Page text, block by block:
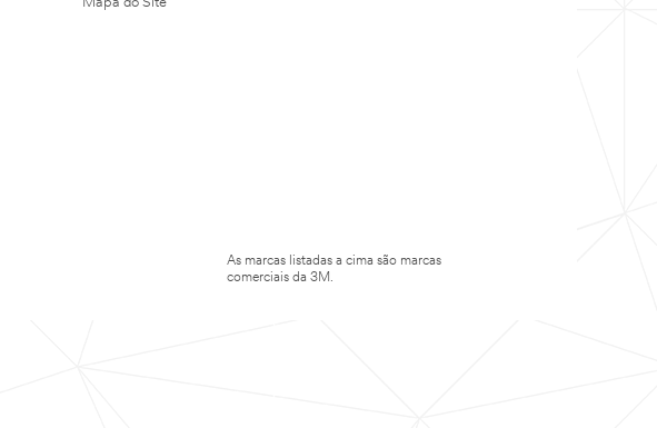
As marcas listadas a cima são marcas
comerciais da 3M.